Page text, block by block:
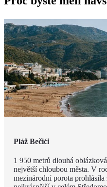
Pláž Bečići
1 950 metrů dlouhá
největší chloubou města. V
mezinárodní porota prohlásila